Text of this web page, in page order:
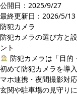
公開日：2025/9/27
最終更新日： 2026/5/13
防犯カメラ
防犯カメラの選び方と
ント
防犯カメラは「目的
初めて防犯カメラを導
マホ連携・夜間撮影対
玄関や駐車場の見守り